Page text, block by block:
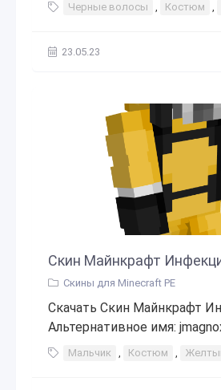
Черные волосы , Костюм ,
23.05.23
Скин Майнкрафт
Скины для Minecraft PE
Скачать Скин Майнкрафт
Альтернативное имя:
Мальчик , Костюм ,